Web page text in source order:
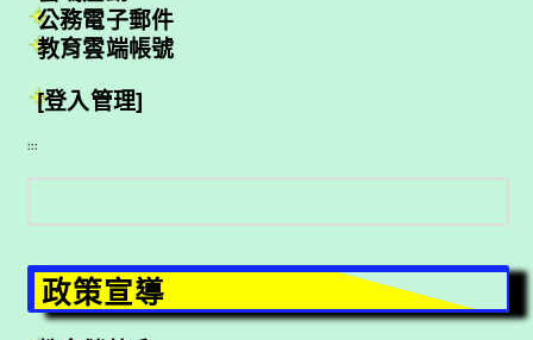
公務電子郵件
教育雲端帳號
[登入管理]
:::
搜
尋
政策宣導